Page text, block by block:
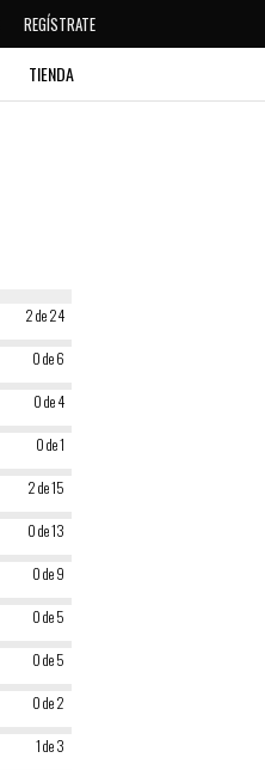
REGÍSTRATE
TIENDA
2 de 24
0 de 6
0 de 4
0 de 1
2 de 15
0 de 13
0 de 9
0 de 5
0 de 5
0 de 2
1 de 3